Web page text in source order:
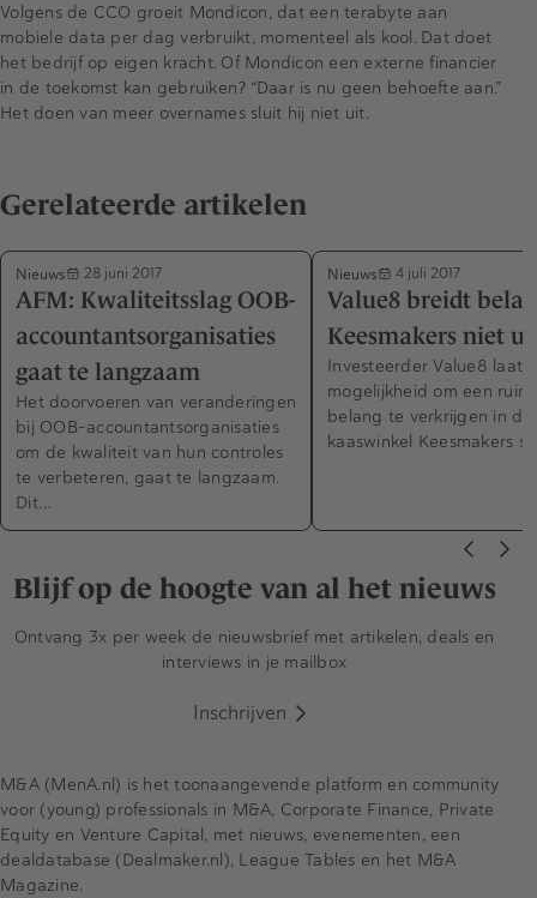
Volgens de CCO groeit Mondicon, dat een terabyte aan
mobiele data per dag verbruikt, momenteel als kool. Dat doet
het bedrijf op eigen kracht. Of Mondicon een externe financier
in de toekomst kan gebruiken? “Daar is nu geen behoefte aan.”
Het doen van meer overnames sluit hij niet uit.
Gerelateerde artikelen
Nieuws 28 juni 2017
AFM: Kwaliteitsslag OOB-
accountantsorganisaties
gaat te langzaam
Het doorvoeren van veranderingen
bij OOB-accountantsorganisaties
om de kwaliteit van hun controles
te verbeteren, gaat te langzaam.
Dit…
Nieuws 4 juli 2017
Value8 breidt
Keesmakers niet
Investeerder Value8 laat
mogelijkheid om een
belang te verkrijgen in de
kaaswinkel Keesmakers
Blijf op de hoogte van al het nieuws
Ontvang 3x per week de nieuwsbrief met artikelen, deals en
interviews in je mailbox
Inschrijven
M&A (MenA.nl) is het toonaangevende platform en community
voor (young) professionals in M&A, Corporate Finance, Private
Equity en Venture Capital, met nieuws, evenementen, een
dealdatabase (Dealmaker.nl), League Tables en het M&A
Magazine.